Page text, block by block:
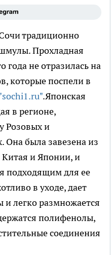
традиционно
Прохладная
года не отразилась на
которые поспели в
.Японская
в регионе,
Розовых и
Она была завезена из
Китая и Японии, и
подходящим для ее
в уходе, дает
легко размножается
полифенолы,
соединения